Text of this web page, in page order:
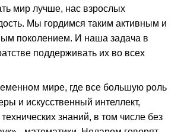
мир лучше, нас взрослых
Мы гордимся таким активным и
поколением. И наша задача в
поддерживать их во всех
мире, где все большую роль
и искусственный интеллект,
знаний, в том числе без